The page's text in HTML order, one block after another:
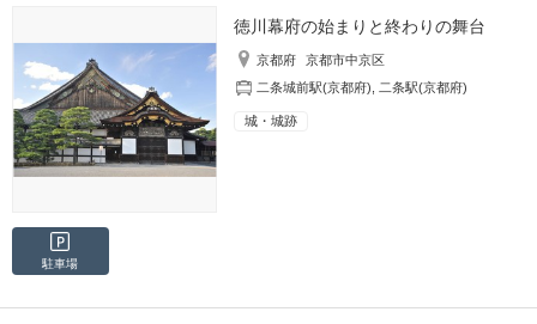
徳川幕府の始まりと終わりの舞台
京都府
京都市中京区
二条城前駅(京都府)
二条駅(京都府)
城・城跡
駐車場